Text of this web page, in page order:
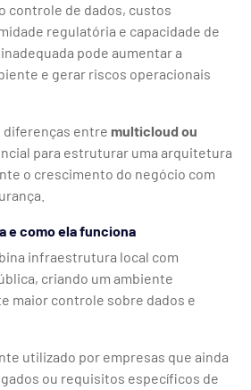
controle de dados, custos
regulatória e capacidade de
pode aumentar a
e gerar riscos operacionais
diferenças entre multicloud ou
para estruturar uma arquitetura
o crescimento do negócio com
e como ela funciona
infraestrutura local com
criando um ambiente
maior controle sobre dados e
utilizado por empresas que ainda
ou requisitos específicos de